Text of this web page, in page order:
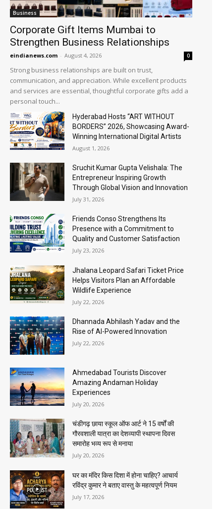
Business
Corporate Gift Items Mumbai to
Strengthen Business Relationships
eindianews.com - August 4, 2026 0
Strong business relationships are built on trust,
communication, and appreciation. While excellent products
and services are essential, thoughtful corporate gifts add a
personal touch...
Hyderabad Hosts “ART WITHOUT
BORDERS” 2026, Showcasing Award-
Winning International Digital Artists
August 1, 2026
Sruchit Kumar Gupta Velishala: The
Entrepreneur Inspiring Growth
Through Global Vision and Innovation
July 31, 2026
Friends Conso Strengthens Its
Presence with a Commitment to
Quality and Customer Satisfaction
July 23, 2026
Jhalana Leopard Safari Ticket Price
Helps Visitors Plan an Affordable
Wildlife Experience
July 22, 2026
Dhannada Abhilash Yadav and the
Rise of AI-Powered Innovation
July 22, 2026
Ahmedabad Tourists Discover
Amazing Andaman Holiday
Experiences
July 20, 2026
चंडीगढ़ छाया स्कूल ऑफ आर्ट ने 15 वर्षों की
गौरवशाली यात्रा का देशव्यापी स्थापना दिवस
समारोह भव्य रूप से मनाया
July 20, 2026
घर का मंदिर किस दिशा में होना चाहिए? आचार्य
रविंद्र कुमार ने बताए वास्तु के महत्वपूर्ण नियम
July 17, 2026